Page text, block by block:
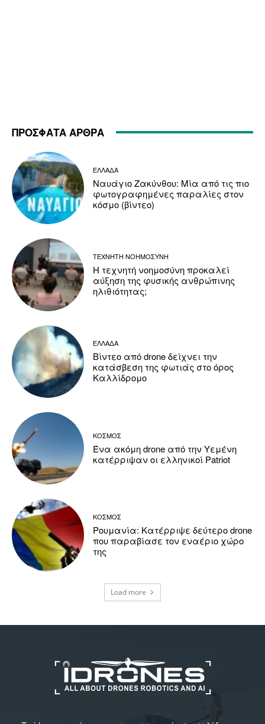
ΠΡΟΣΦΑΤΑ ΑΡΘΡΑ
ΕΛΛΑΔΑ
Ναυάγιο Ζακύνθου: Μία από τις πιο
φωτογραφημένες παραλίες στον
κόσμο (βίντεο)
ΤΕΧΝΗΤΗ ΝΟΗΜΟΣΥΝΗ
Η τεχνητή νοημοσύνη προκαλεί
αύξηση της φυσικής ανθρώπινης
ηλιθιότητας;
ΕΛΛΑΔΑ
Βίντεο από drone δείχνει την
κατάσβεση της φωτιάς στο όρος
Καλλίδρομο
ΚΟΣΜΟΣ
Ένα ακόμη drone από την Υεμένη
κατέρριψαν οι ελληνικοί Patriot
ΚΟΣΜΟΣ
Ρουμανία: Κατέρριψε δεύτερο drone
που παραβίασε τον εναέριο χώρο
της
Load more